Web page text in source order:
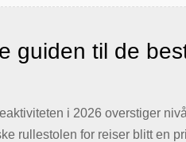
guiden til de
reiser i 2026:
regler og
i 2026 overstiger
rullestolen for reiser blitt en